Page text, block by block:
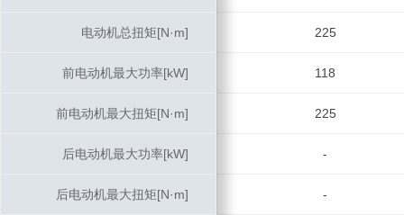
电动机总扭矩[N·m] 225
前电动机最大功率[kW] 118
前电动机最大扭矩[N·m] 225
后电动机最大功率[kW] -
后电动机最大扭矩[N·m] -
电动机总扭矩[N·m]
前电动机最大功率[kW]
前电动机最大扭矩[N·m]
后电动机最大功率[kW]
后电动机最大扭矩[N·m]